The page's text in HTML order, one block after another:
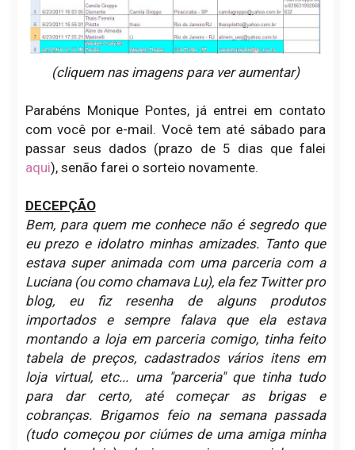
(cliquem nas imagens para ver aumentar)
Parabéns Monique Pontes, já entrei em contato
com você por e-mail. Você tem até sábado para
passar seus dados (prazo de 5 dias que falei
aqui), senão farei o sorteio novamente.
DECEPÇÃO
Bem, para quem me conhece não é segredo que
eu prezo e idolatro minhas amizades. Tanto que
estava super animada com uma parceria com a
Luciana (ou como chamava Lu), ela fez Twitter pro
blog, eu fiz resenha de alguns produtos
importados e sempre falava que ela estava
montando a loja em parceria comigo, tinha feito
tabela de preços, cadastrados vários itens em
loja virtual, etc... uma "parceria" que tinha tudo
para dar certo, até começar as brigas e
cobranças. Brigamos feio na semana passada
(tudo começou por ciúmes de uma amiga minha